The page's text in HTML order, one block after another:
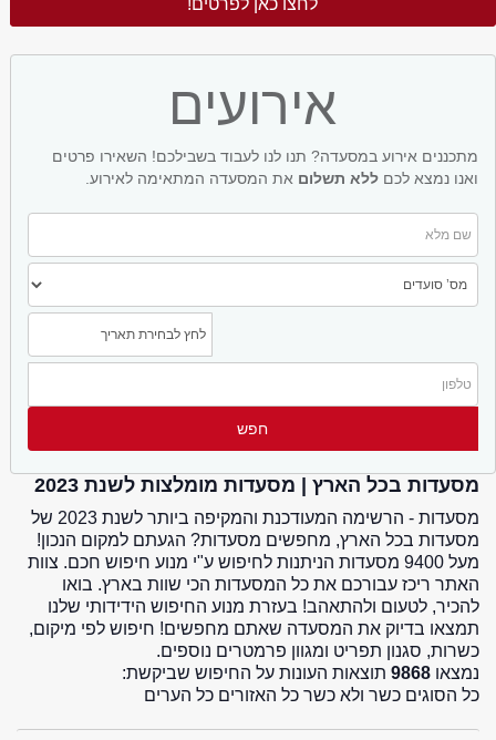
לחצו כאן לפרטים!
אירועים
מתכננים אירוע במסעדה? תנו לנו לעבוד בשבילכם! השאירו פרטים
ואנו נמצא לכם ללא תשלום את המסעדה המתאימה לאירוע.
מסעדות בכל הארץ | מסעדות מומלצות לשנת 2023
מסעדות - הרשימה המעודכנת והמקיפה ביותר לשנת 2023 של
מסעדות בכל הארץ, מחפשים מסעדות? הגעתם למקום הנכון!
מעל 9400 מסעדות הניתנות לחיפוש ע"י מנוע חיפוש חכם. צוות
האתר ריכז עבורכם את כל המסעדות הכי שוות בארץ. בואו
להכיר, לטעום ולהתאהב! בעזרת מנוע החיפוש הידידותי שלנו
תמצאו בדיוק את המסעדה שאתם מחפשים! חיפוש לפי מיקום,
כשרות, סגנון תפריט ומגוון פרמטרים נוספים.
נמצאו 9868 תוצאות העונות על החיפוש שביקשת:
כל הסוגים כשר ולא כשר כל האזורים כל הערים